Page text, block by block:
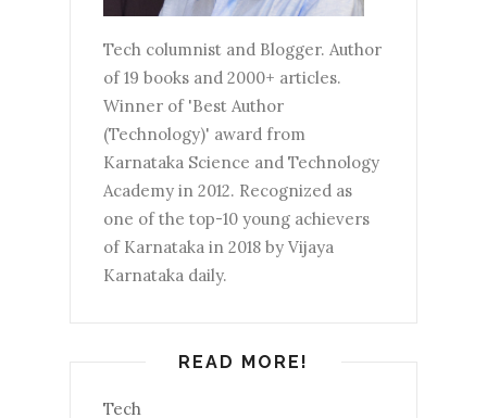
Tech columnist and Blogger. Author
of 19 books and 2000+ articles.
Winner of 'Best Author
(Technology)' award from
Karnataka Science and Technology
Academy in 2012. Recognized as
one of the top-10 young achievers
of Karnataka in 2018 by Vijaya
Karnataka daily.
READ MORE!
Tech